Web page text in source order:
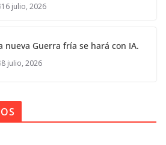
16 julio, 2026
nueva Guerra fría se hará con IA.
8 julio, 2026